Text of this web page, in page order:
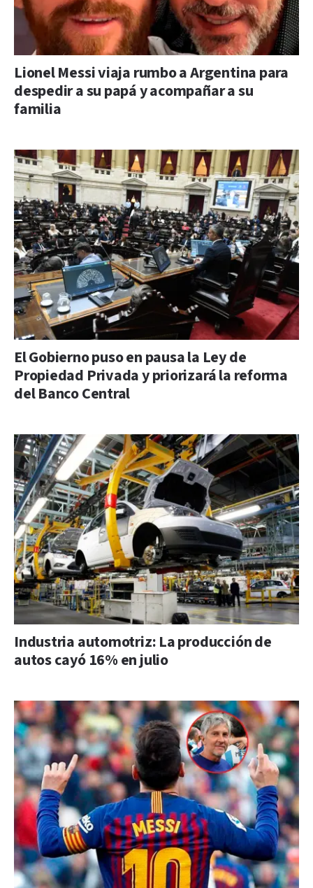
Lionel Messi viaja rumbo a Argentina para
despedir a su papá y acompañar a su
familia
El Gobierno puso en pausa la Ley de
Propiedad Privada y priorizará la reforma
del Banco Central
Industria automotriz: La producción de
autos cayó 16% en julio